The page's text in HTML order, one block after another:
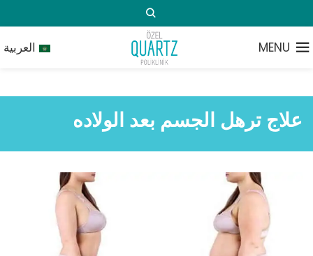
MENU العربية
علاج ترهل الجسم بعد الولاده